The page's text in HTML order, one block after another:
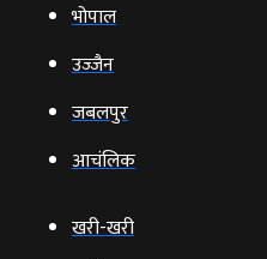
भोपाल
उज्‍जैन
जबलपुर
आचंलिक
खरी-खरी